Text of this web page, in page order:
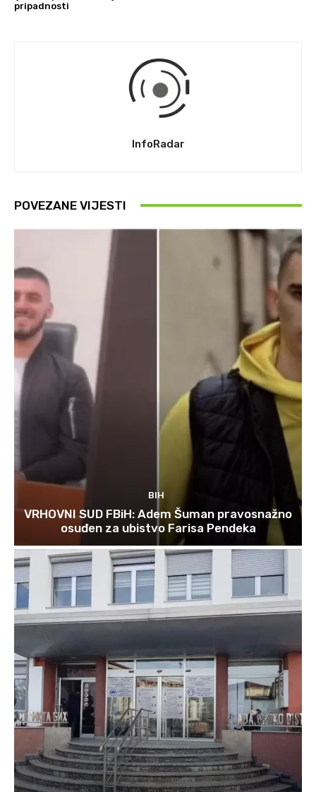
pripadnosti
InfoRadar
POVEZANE VIJESTI
BIH
VRHOVNI SUD FBiH: Adem Šuman pravosnažno
osuđen za ubistvo Farisa Pendeka